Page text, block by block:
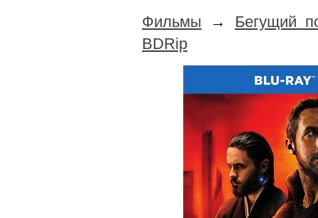
Фильмы → Бегущий
BDRip